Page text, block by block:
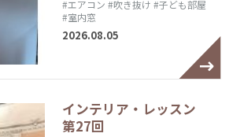
#エアコン #吹き抜け #子ども部屋
#室内窓
2026.08.05
インテリア・レッスン
第27回